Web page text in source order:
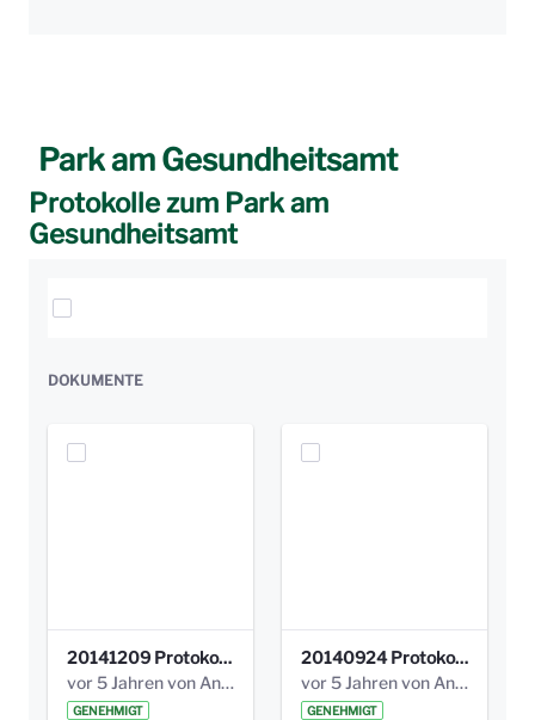
Park am Gesundheitsamt
Protokolle zum Park am
Gesundheitsamt
Elemente auswählen
DOKUMENTE
20141209 Protokoll Park am Gesundheitsamt 04.pdf
vor 5 Jahren von Anni Schlumberger
GENEHMIGT
20140924 Protokoll Park am Gesundheitsamt 03.pdf
vor 5 Jahren von Anni Schlumberger
GENEHMIGT